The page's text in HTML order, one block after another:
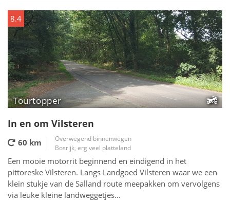
8.4
Tourtopper
In en om Vilsteren
60 km
Overwegend binnenwegen
Bosrijk, erg veel platteland
Een mooie motorrit beginnend en eindigend in het
pittoreske Vilsteren. Langs Landgoed Vilsteren waar we een
klein stukje van de Salland route meepakken om vervolgens
via leuke kleine landweggetjes...